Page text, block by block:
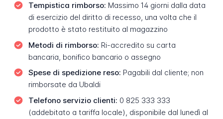
Tempistica rimborso: Massimo 14 giorni dalla data
di esercizio del diritto di recesso, una volta che il
prodotto è stato restituito al magazzino
Metodi di rimborso: Ri-accredito su carta
bancaria, bonifico bancario o assegno
Spese di spedizione reso: Pagabili dal cliente; non
rimborsate da Ubaldi
Telefono servizio clienti: 0 825 333 333
(addebitato a tariffa locale), disponibile dal lunedì al